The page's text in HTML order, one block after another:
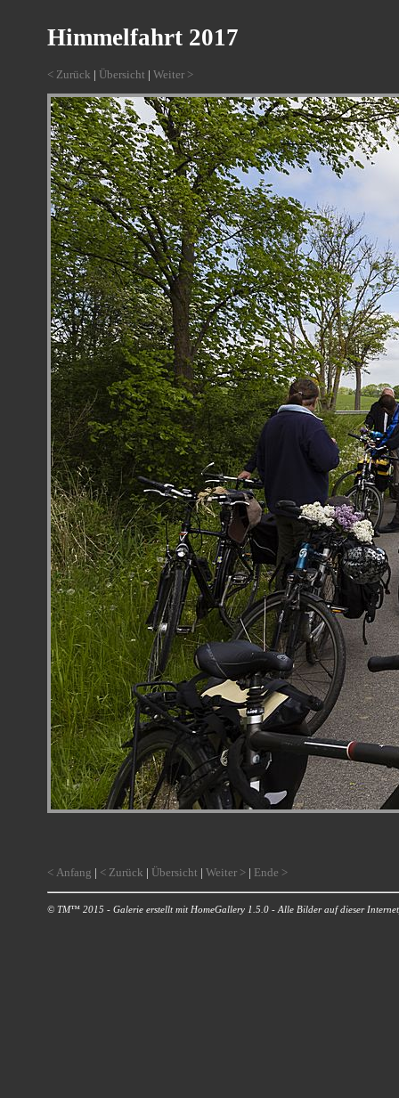
Himmelfahrt 2017
< Zurück | Übersicht |Weiter >
< Anfang | < Zurück | Übersicht |Weiter > | Ende >
© TM™ 2015 - Galerie erstellt mit HomeGallery 1.5.0 - Alle Bilder auf dieser